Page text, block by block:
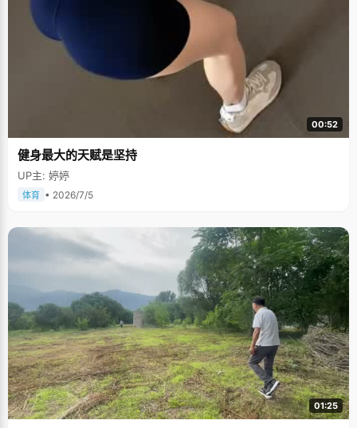
00:52
健身最大的天赋是坚持
UP主: 婷婷
体育 • 2026/7/5
01:25